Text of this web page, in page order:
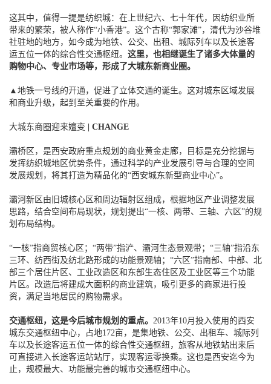
这其中，值得一提是纺织城： 在上世纪六、七十年代，因纺织业所
带来的繁荣，被人称作“小香港”。这个古称“郭家滩”，清代为沙谷堆
社驻地的地方，如今成为地铁、公交、出租、城际列车以及长途客
运五位一体的综合性交通枢纽。 这里， 也相继诞生了诸多大体量的
购物中心、专业市场等，形成了大城东新商业圈。
▲ 地铁一号线的开通，促进了立体交通的诞生。这对城东区域发展
和商业升级， 起到至关重要的作用。
大城东商圈迎来嬗变 CHANGE
灞桥区，是西安政府重点规划的商业黄金走廊，目标是充分挖掘与
发挥纺织城地区优势条件，通过科学的产业发展引导与合理的空间
发展规划，将其打造为精品化的“西安城东新型商业中心”。
灞河新区由旧城核心区和周边辐射区组成，根据地区产业调整发展
思路，结合空间布局现状，规划提出“一核、两带、三轴、六区”的规
划布局结构。
“一核”指商贸核心区；“两带”指浐、灞河生态景观带；“三轴”指沿东
三环、纺西街及纺北路形成的功能景观轴；“六区”指南部、中部、北
部三个居住片区、工业改造区和东部生态住区及工业区等三个功能
片区。改造后将建成大面积的商业建筑，吸引更多的商家进行投
资，满足当地居民的购物需求。
交通枢纽，这是今后城市规划的重点。 2013年10月投入使用的西安
城东交通枢纽中心，占地172亩，是集地铁、公交、出租车、城际列
车以及长途客运五位一体的综合性交通枢纽，旅客从地铁站出来后
可直接进入长途客运站站厅，实现客运零换乘。这也是西安迄今为
止，规模最大、功能最完善的城市交通枢纽中心。